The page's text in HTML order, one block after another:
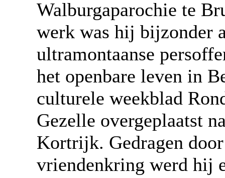
Walburgaparochie te
werk was hij bijzonder
ultramontaanse
het openbare leven in
culturele weekblad
Gezelle overgeplaatst
Kortrijk. Gedragen
vriendenkring werd hij